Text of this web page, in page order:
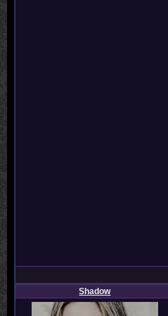
Shadow